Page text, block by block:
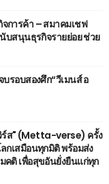
การค้า – สมาคมเชฟ
บสนุนธุรกิจรายย่อย ช่วย
รอบสองศึก“วีเมนส์ อ
ร์ส" (Metta-verse) ครั้ง
กเสมือนทุกมิติ พร้อมส่ง
คติ เพื่อสุขอันยั่งยืนแก่ทุก